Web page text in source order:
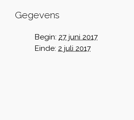
Gegevens
Begin: 27 juni 2017
Einde: 2 juli 2017